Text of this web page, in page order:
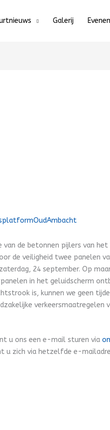
Galerij
de betonnen pijlers van
de veiligheid twee panelen
24 september. Op
in het geluidscherm
is, kunnen we geen
verkeersmaatregelen
u ons een e-mail sturen via
u zich via hetzelfde e-